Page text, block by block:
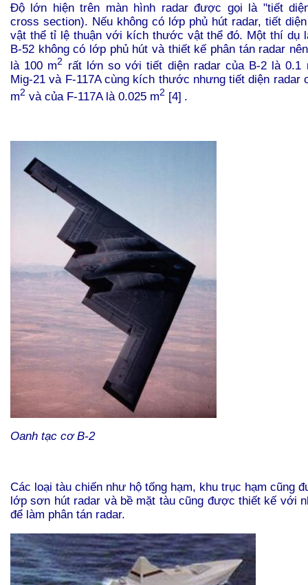
Độ lớn hiện trên màn hình radar được gọi là "tiết
cross section). Nếu không có lớp phủ hút radar, tiết
vật thể tỉ lệ thuận với kích thước vật thể đó. Một thí dụ
B-52 không có lớp phủ hút và thiết kế phân tán radar
là 100 m2
rất lớn so với tiết diện radar của B-2 là 0.1
Mig-21 và F-117A cùng kích thước nhưng tiết diện radar
m2 và của F-117A là 0.025 m2 [4] .
Oanh tạc cơ B-2
Các loại tàu chiến như hộ tống hạm, khu trục hạm cũng
lớp sơn hút radar và bề mặt tàu cũng được thiết kế với
để làm phân tán radar.